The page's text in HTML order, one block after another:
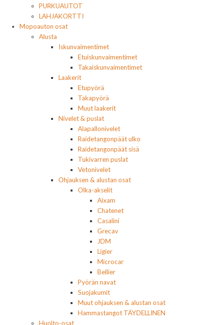
PURKUAUTOT
LAHJAKORTTI
Mopoauton osat
Alusta
Iskunvaimentimet
Etuiskunvaimentimet
Takaiskunvaimentimet
Laakerit
Etupyörä
Takapyörä
Muut laakerit
Nivelet & puslat
Alapallonivelet
Raidetangonpäät ulko
Raidetangonpäät sisä
Tukivarren puslat
Vetonivelet
Ohjauksen & alustan osat
Olka-akselit
Aixam
Chatenet
Casalini
Grecav
JDM
Ligier
Microcar
Bellier
Pyörän navat
Suojakumit
Muut ohjauksen & alustan osat
Hammastangot TÄYDELLINEN
Huolto-osat